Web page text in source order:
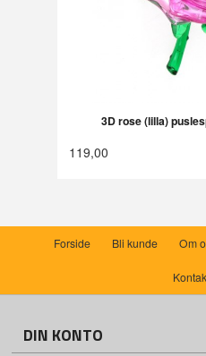
3D rose (lilla)
119,00
Forside Bli kunde Om
DIN KONTO